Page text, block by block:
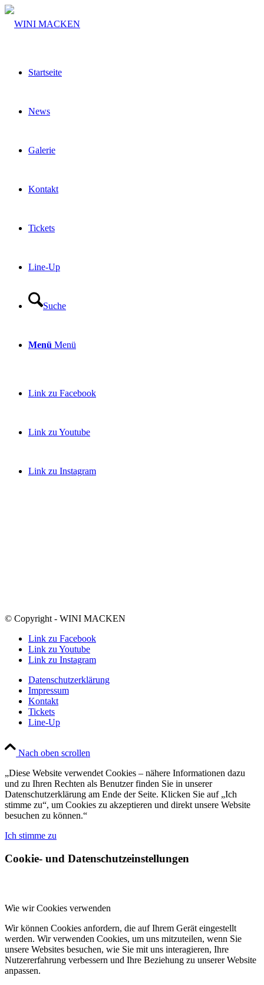
Startseite
News
Galerie
Kontakt
Tickets
Line-Up
Suche
Menü Menü
Link zu Facebook
Link zu Youtube
Link zu Instagram
© Copyright - WINI MACKEN
Link zu Facebook
Link zu Youtube
Link zu Instagram
Datenschutzerklärung
Impressum
Kontakt
Tickets
Line-Up
Nach oben scrollen
„Diese Website verwendet Cookies – nähere Informationen dazu
und zu Ihren Rechten als Benutzer finden Sie in unserer
Datenschutzerklärung am Ende der Seite. Klicken Sie auf „Ich
stimme zu“, um Cookies zu akzeptieren und direkt unsere Website
besuchen zu können.“
Ich stimme zu
Cookie- und Datenschutzeinstellungen
Wie wir Cookies verwenden
Wir können Cookies anfordern, die auf Ihrem Gerät eingestellt
werden. Wir verwenden Cookies, um uns mitzuteilen, wenn Sie
unsere Websites besuchen, wie Sie mit uns interagieren, Ihre
Nutzererfahrung verbessern und Ihre Beziehung zu unserer Website
anpassen.